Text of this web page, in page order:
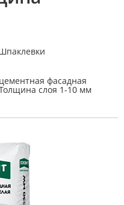
фасадная
слоя 1-10 мм